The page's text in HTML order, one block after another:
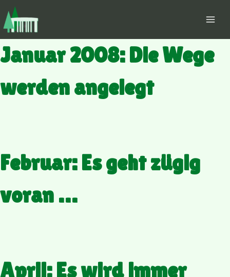
Zum
Inhalt
springen
Januar 2008: Die Wege
werden angelegt
Februar: Es geht zügig
voran …
April: Es wird immer